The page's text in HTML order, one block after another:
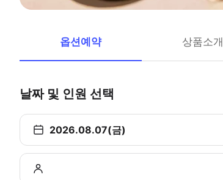
옵션예약 상품소개
날짜 및 인원 선택
2026.08.07(금)